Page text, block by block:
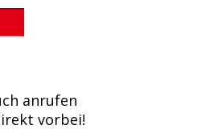
anrufen
vorbei!